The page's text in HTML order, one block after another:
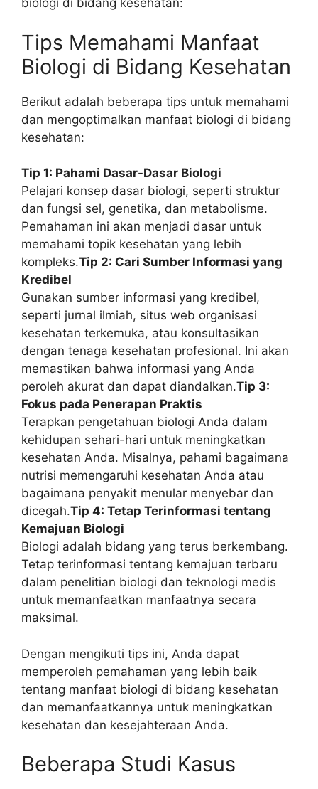
biologi di bidang kesehatan:
Tips Memahami Manfaat
Biologi di Bidang Kesehatan
Berikut adalah beberapa tips untuk memahami
dan mengoptimalkan manfaat biologi di bidang
kesehatan:
Tip 1: Pahami Dasar-Dasar Biologi
Pelajari konsep dasar biologi, seperti struktur
dan fungsi sel, genetika, dan metabolisme.
Pemahaman ini akan menjadi dasar untuk
memahami topik kesehatan yang lebih
kompleks.Tip 2: Cari Sumber Informasi yang
Kredibel
Gunakan sumber informasi yang kredibel,
seperti jurnal ilmiah, situs web organisasi
kesehatan terkemuka, atau konsultasikan
dengan tenaga kesehatan profesional. Ini akan
memastikan bahwa informasi yang Anda
peroleh akurat dan dapat diandalkan.Tip 3:
Fokus pada Penerapan Praktis
Terapkan pengetahuan biologi Anda dalam
kehidupan sehari-hari untuk meningkatkan
kesehatan Anda. Misalnya, pahami bagaimana
nutrisi memengaruhi kesehatan Anda atau
bagaimana penyakit menular menyebar dan
dicegah.Tip 4: Tetap Terinformasi tentang
Kemajuan Biologi
Biologi adalah bidang yang terus berkembang.
Tetap terinformasi tentang kemajuan terbaru
dalam penelitian biologi dan teknologi medis
untuk memanfaatkan manfaatnya secara
maksimal.
Dengan mengikuti tips ini, Anda dapat
memperoleh pemahaman yang lebih baik
tentang manfaat biologi di bidang kesehatan
dan memanfaatkannya untuk meningkatkan
kesehatan dan kesejahteraan Anda.
Beberapa Studi Kasus